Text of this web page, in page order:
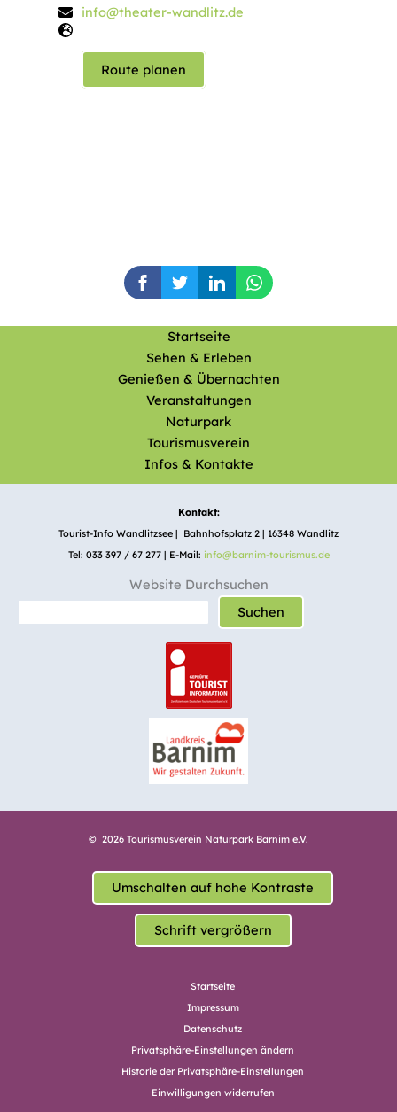
info@theater-wandlitz.de
Route planen
Startseite
Sehen & Erleben
Genießen & Übernachten
Veranstaltungen
Naturpark
Tourismusverein
Infos & Kontakte
Kontakt:
Tourist-Info Wandlitzsee | Bahnhofsplatz 2 | 16348 Wandlitz
Tel: 033 397 / 67 277 | E-Mail: info@barnim-tourismus.de
Website Durchsuchen
Suchen
© 2026 Tourismusverein Naturpark Barnim e.V.
Umschalten auf hohe Kontraste
Schrift vergrößern
Startseite
Impressum
Datenschutz
Privatsphäre-Einstellungen ändern
Historie der Privatsphäre-Einstellungen
Einwilligungen widerrufen